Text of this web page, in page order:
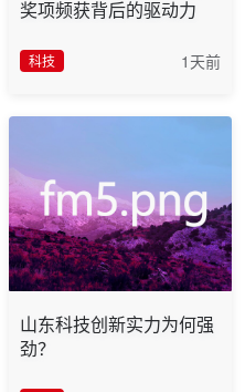
奖项频获背后的驱动力
科技 1天前
山东科技创新实力为何强
劲？